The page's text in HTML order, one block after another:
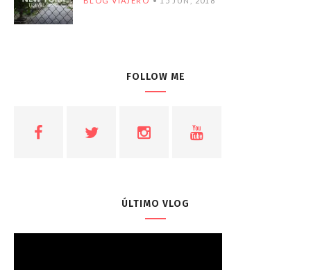
FOLLOW ME
ÚLTIMO VLOG